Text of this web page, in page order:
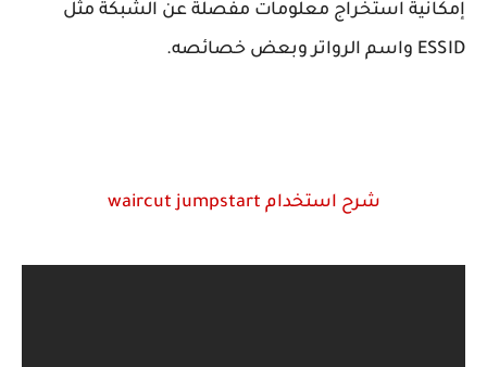
إمكانية استخراج معلومات مفصلة عن الشبكة مثل
ESSID واسم الرواتر وبعض خصائصه.
شرح استخدام waircut jumpstart